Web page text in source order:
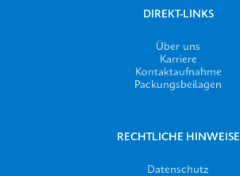
DIREKT-LINKS
Über uns
Karriere
Kontaktaufnahme
Packungsbeilagen
RECHTLICHE HINWEISE
Datenschutz